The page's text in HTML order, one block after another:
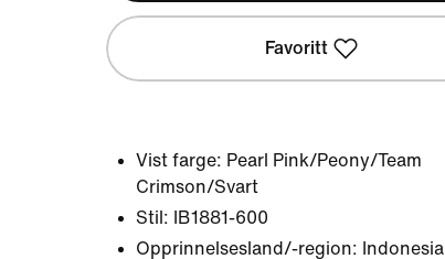
Favoritt
Vist farge: Pearl Pink/Peony/Team
Crimson/Svart
Stil:
IB1881-600
Opprinnelsesland/-region: Indonesia